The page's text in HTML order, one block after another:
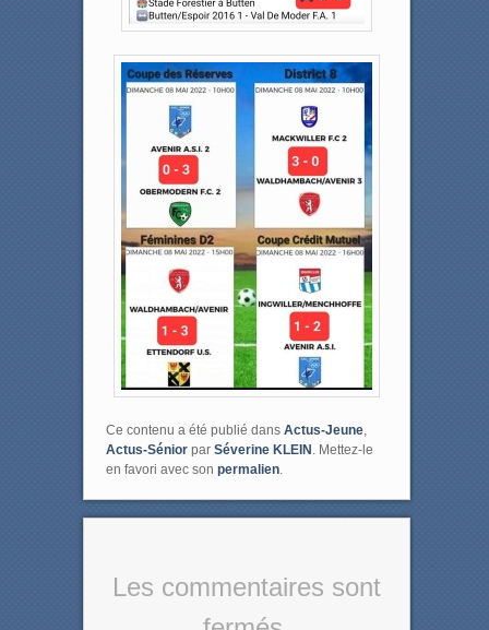
Ce contenu a été publié dans Actus-Jeune,
Actus-Séniorpar Séverine KLEIN . Mettez-le
en favori avec son permalien.
Les commentaires sont